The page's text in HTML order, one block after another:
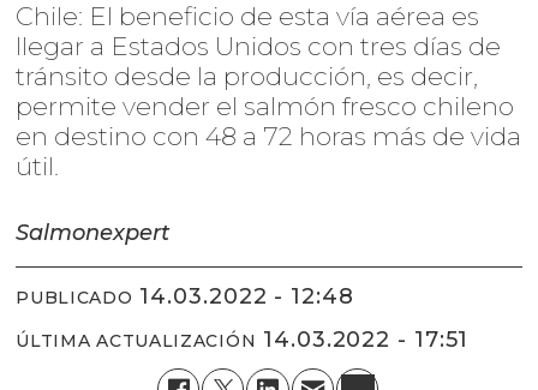
Chile: El beneficio de esta vía aérea es
llegar a Estados Unidos con tres días de
tránsito desde la producción, es decir,
permite vender el salmón fresco chileno
en destino con 48 a 72 horas más de vida
útil.
Salmonexpert
PUBLICADO 14.03.2022 - 12:48
ÚLTIMA ACTUALIZACIÓN 14.03.2022 - 17:51